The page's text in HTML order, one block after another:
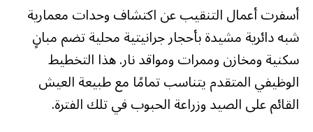
أسفرت أعمال التنقيب عن اكتشاف وحدات معمارية
شبه دائرية مشيدة بأحجار جرانيتية محلية تضم مبانٍ
سكنية ومخازن وممرات ومواقد نار. هذا التخطيط
الوظيفي المتقدم يتناسب تمامًا مع طبيعة العيش
القائم على الصيد وزراعة الحبوب في تلك الفترة.